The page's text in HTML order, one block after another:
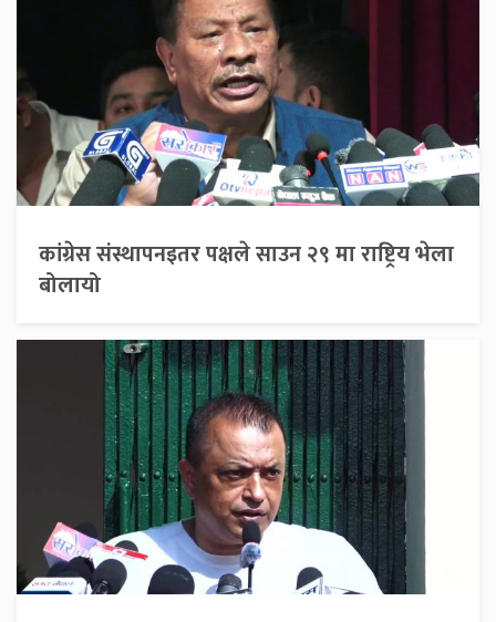
कांग्रेस संस्थापनइतर पक्षले साउन २९ मा राष्ट्रिय भेला
बोलायो